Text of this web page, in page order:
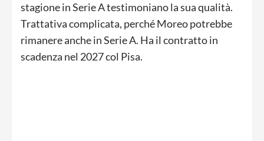
stagione in Serie A testimoniano la sua qualità.
Trattativa complicata, perché Moreo potrebbe
rimanere anche in Serie A. Ha il contratto in
scadenza nel 2027 col Pisa.